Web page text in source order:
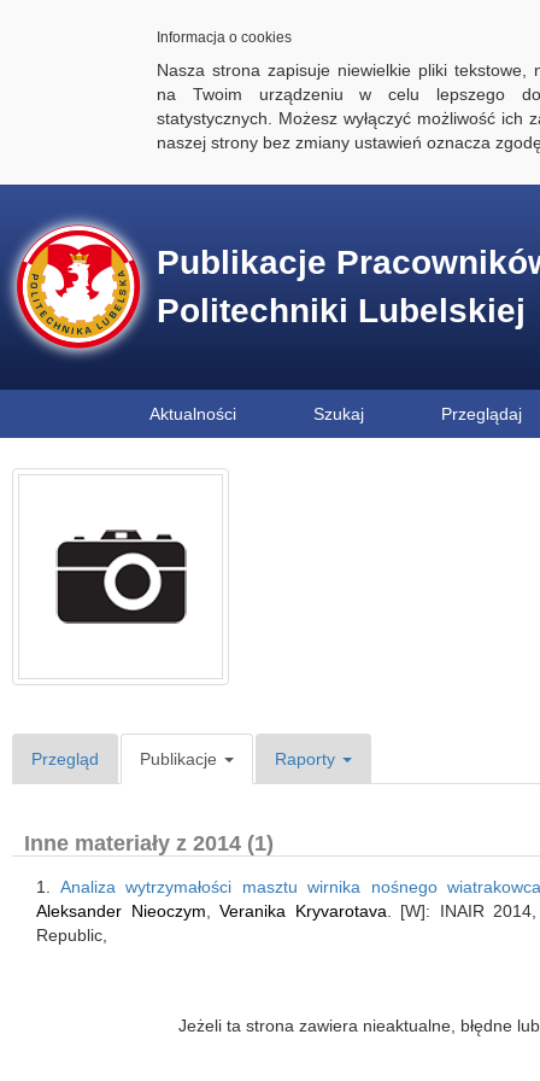
Informacja o cookies
Nasza strona zapisuje niewielkie pliki tekstowe,
na Twoim urządzeniu w celu lepszego
statystycznych. Możesz wyłączyć możliwość ich
naszej strony bez zmiany ustawień oznacza
Publikacje
Politechniki Lubelskiej
Aktualności Szukaj Przeglądaj
Przegląd Publikacje Raporty
Inne materiały z 2014 (1)
1. Analiza wytrzymałości masztu wirnika nośnego
Aleksander Nieoczym ,Veranika Kryvarotava . [W]: INAIR
Republic,
Jeżeli ta strona zawiera nieaktualne, błędne